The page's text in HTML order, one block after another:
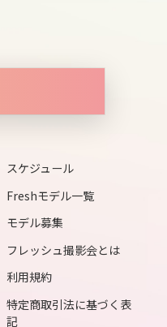
スケジュール
Freshモデル一覧
モデル募集
フレッシュ撮影会とは
利用規約
特定商取引法に基づく表
記